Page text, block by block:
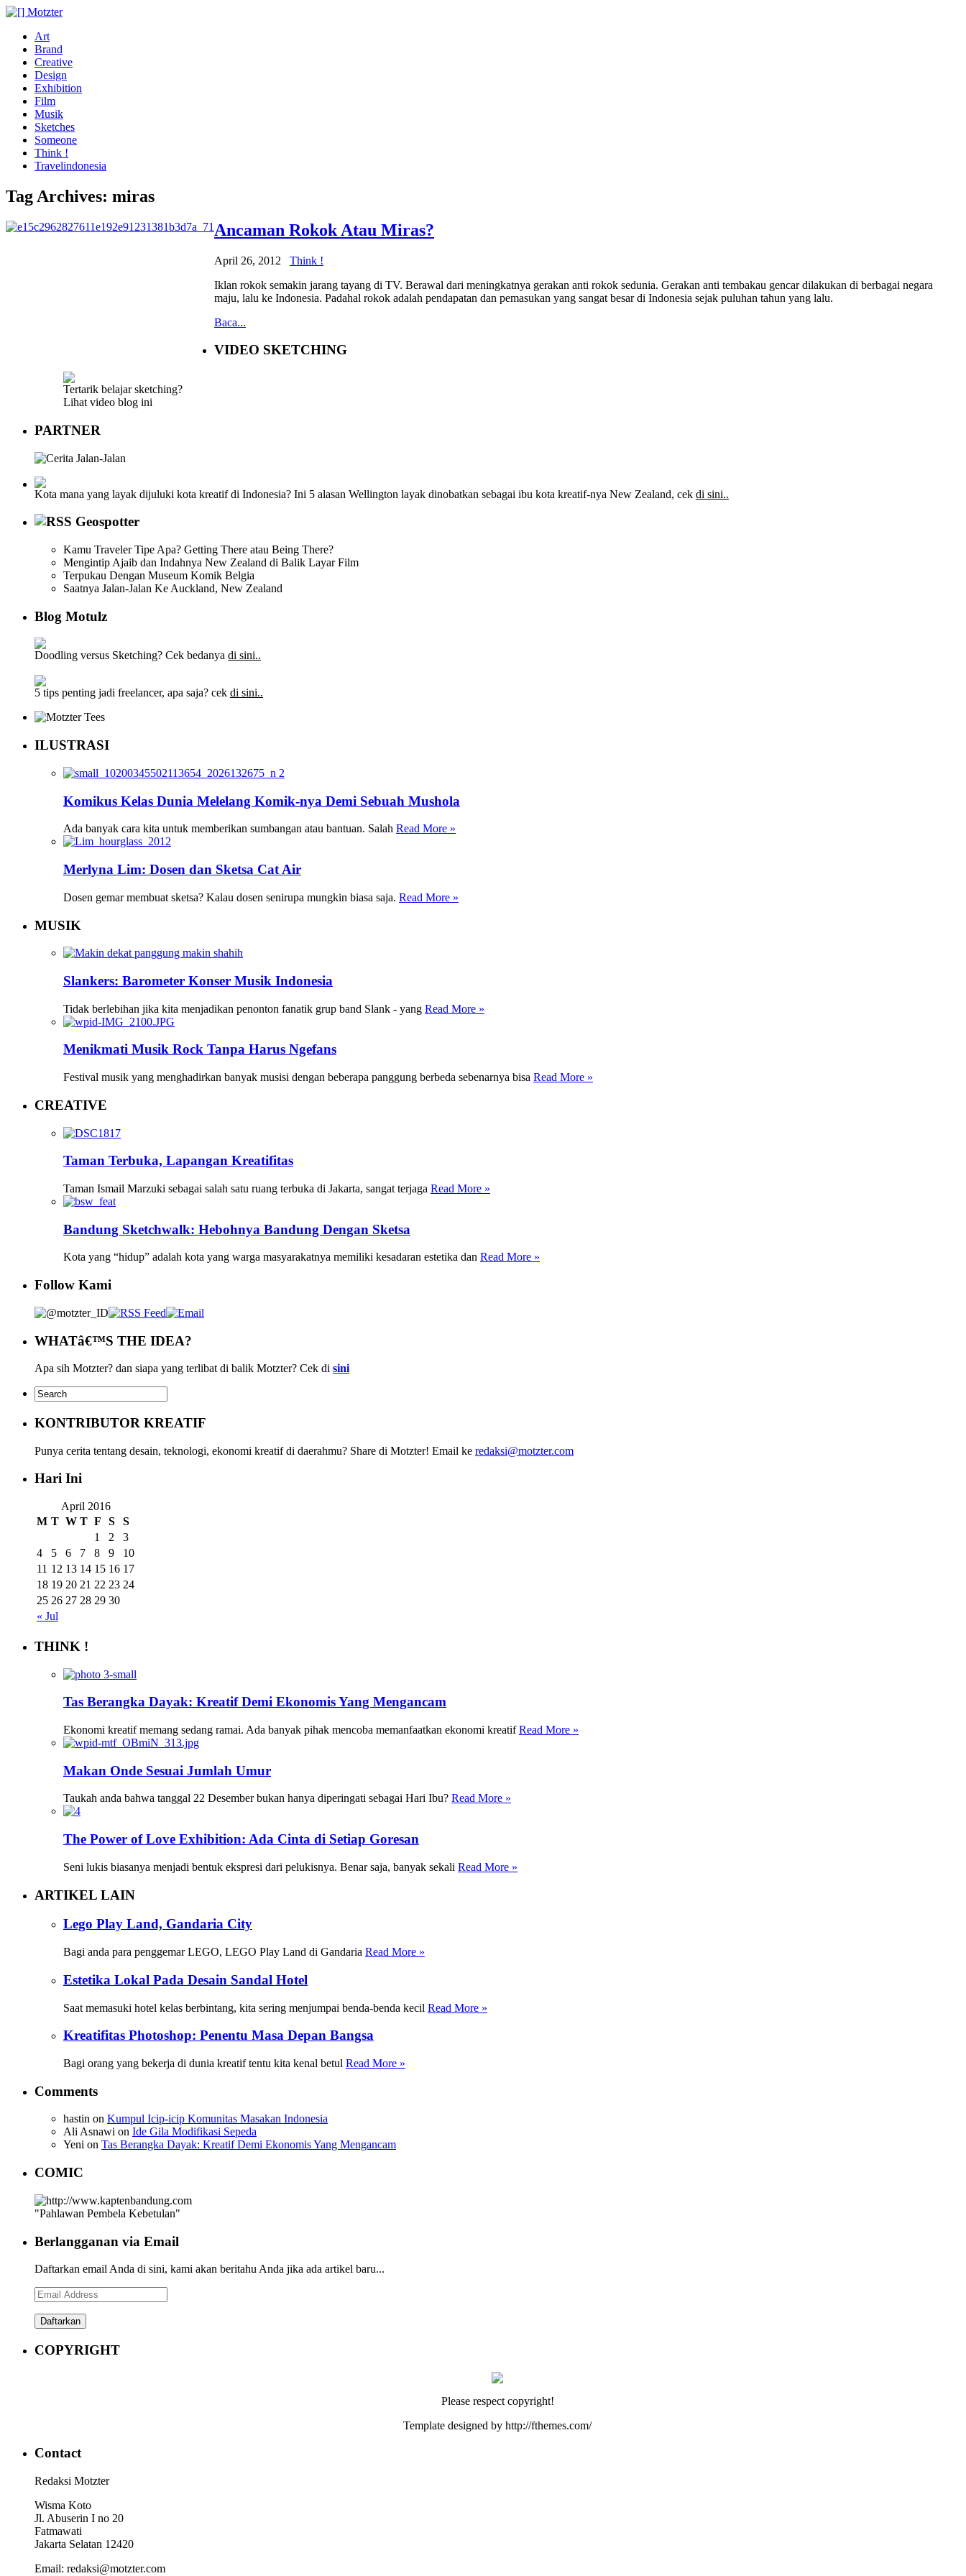
Art
Brand
Creative
Design
Exhibition
Film
Musik
Sketches
Someone
Think !
Travelindonesia
Tag Archives: miras
Ancaman Rokok Atau Miras?
April 26, 2012
Think !
Iklan rokok semakin jarang tayang di TV. Berawal dari meningkatnya gerakan anti rokok sedunia. Gerakan anti tembakau gencar dilakukan di berbagai negara
maju, lalu ke Indonesia. Padahal rokok adalah pendapatan dan pemasukan yang sangat besar di Indonesia sejak puluhan tahun yang lalu.
Baca...
VIDEO SKETCHING
Tertarik belajar sketching?
Lihat video blog ini
PARTNER
Kota mana yang layak dijuluki kota kreatif di Indonesia? Ini 5 alasan Wellington layak dinobatkan sebagai ibu kota kreatif-nya New Zealand, cek di sini..
Geospotter
Kamu Traveler Tipe Apa? Getting There atau Being There?
Mengintip Ajaib dan Indahnya New Zealand di Balik Layar Film
Terpukau Dengan Museum Komik Belgia
Saatnya Jalan-Jalan Ke Auckland, New Zealand
Blog Motulz
Doodling versus Sketching? Cek bedanya di sini..
5 tips penting jadi freelancer, apa saja? cek di sini..
ILUSTRASI
Komikus Kelas Dunia Melelang Komik-nya Demi Sebuah Mushola
Ada banyak cara kita untuk memberikan sumbangan atau bantuan. Salah Read More »
Merlyna Lim: Dosen dan Sketsa Cat Air
Dosen gemar membuat sketsa? Kalau dosen senirupa mungkin biasa saja. Read More »
MUSIK
Slankers: Barometer Konser Musik Indonesia
Tidak berlebihan jika kita menjadikan penonton fanatik grup band Slank - yang Read More »
Menikmati Musik Rock Tanpa Harus Ngefans
Festival musik yang menghadirkan banyak musisi dengan beberapa panggung berbeda sebenarnya bisa Read More »
CREATIVE
Taman Terbuka, Lapangan Kreatifitas
Taman Ismail Marzuki sebagai salah satu ruang terbuka di Jakarta, sangat terjaga Read More »
Bandung Sketchwalk: Hebohnya Bandung Dengan Sketsa
Kota yang “hidup” adalah kota yang warga masyarakatnya memiliki kesadaran estetika dan Read More »
Follow Kami
WHATâ€™S THE IDEA?
Apa sih Motzter? dan siapa yang terlibat di balik Motzter? Cek di sini
KONTRIBUTOR KREATIF
Punya cerita tentang desain, teknologi, ekonomi kreatif di daerahmu? Share di Motzter! Email ke redaksi@motzter.com
Hari Ini
April 2016
M T W T F S S
« Jul
1 2
3
4
5 6 7 8 9
10
11 12 13 14 15 16 17
18 19 20 21 22 23 24
25 26 27 28 29 30
THINK !
Tas Berangka Dayak: Kreatif Demi Ekonomis Yang Mengancam
Ekonomi kreatif memang sedang ramai. Ada banyak pihak mencoba memanfaatkan ekonomi kreatifRead More »
Makan Onde Sesuai Jumlah Umur
Taukah anda bahwa tanggal 22 Desember bukan hanya diperingati sebagai Hari Ibu? Read More »
The Power of Love Exhibition: Ada Cinta di Setiap Goresan
Seni lukis biasanya menjadi bentuk ekspresi dari pelukisnya. Benar saja, banyak sekali Read More »
ARTIKEL LAIN
Lego Play Land, Gandaria City
Bagi anda para penggemar LEGO, LEGO Play Land di Gandaria Read More »
Estetika Lokal Pada Desain Sandal Hotel
Saat memasuki hotel kelas berbintang, kita sering menjumpai benda-benda kecil Read More »
Kreatifitas Photoshop: Penentu Masa Depan Bangsa
Bagi orang yang bekerja di dunia kreatif tentu kita kenal betul Read More »
Comments
hastin on Kumpul Icip-icip Komunitas Masakan Indonesia
Ali Asnawi on Ide Gila Modifikasi Sepeda
Yeni on Tas Berangka Dayak: Kreatif Demi Ekonomis Yang Mengancam
COMIC
"Pahlawan Pembela Kebetulan"
Berlangganan via Email
Daftarkan email Anda di sini, kami akan beritahu Anda jika ada artikel baru...
Email
Address
COPYRIGHT
Please respect copyright!
Template designed by http://fthemes.com/
Contact
Redaksi Motzter
Wisma Koto
Jl. Abuserin I no 20
Fatmawati
Jakarta Selatan 12420
Email: redaksi@motzter.com